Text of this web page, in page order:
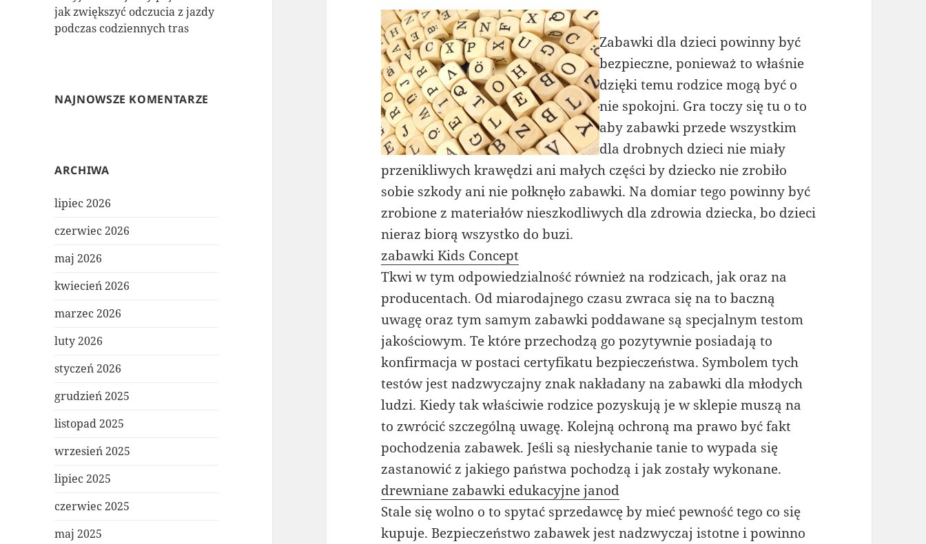
jak zwiększyć odczucia z jazdy
podczas codziennych tras
NAJNOWSZE KOMENTARZE
ARCHIWA
lipiec 2026
czerwiec 2026
maj 2026
kwiecień 2026
marzec 2026
luty 2026
styczeń 2026
grudzień 2025
listopad 2025
wrzesień 2025
lipiec 2025
czerwiec 2025
maj 2025
Zabawki dla dzieci powinny być
bezpieczne, ponieważ to właśnie
dzięki temu rodzice mogą być o
nie spokojni. Gra toczy się tu o to
aby zabawki przede wszystkim
dla drobnych dzieci nie miały
przenikliwych krawędzi ani małych części by dziecko nie zrobiło
sobie szkody ani nie połknęło zabawki. Na domiar tego powinny być
zrobione z materiałów nieszkodliwych dla zdrowia dziecka, bo dzieci
nieraz biorą wszystko do buzi.
zabawki Kids Concept
Tkwi w tym odpowiedzialność również na rodzicach, jak oraz na
producentach. Od miarodajnego czasu zwraca się na to baczną
uwagę oraz tym samym zabawki poddawane są specjalnym testom
jakościowym. Te które przechodzą go pozytywnie posiadają to
konfirmacja w postaci certyfikatu bezpieczeństwa. Symbolem tych
testów jest nadzwyczajny znak nakładany na zabawki dla młodych
ludzi. Kiedy tak właściwie rodzice pozyskują je w sklepie muszą na
to zwrócić szczególną uwagę. Kolejną ochroną ma prawo być fakt
pochodzenia zabawek. Jeśli są niesłychanie tanie to wypada się
zastanowić z jakiego państwa pochodzą i jak zostały wykonane.
drewniane zabawki edukacyjne janod
Stale się wolno o to spytać sprzedawcę by mieć pewność tego co się
kupuje. Bezpieczeństwo zabawek jest nadzwyczaj istotne i powinno